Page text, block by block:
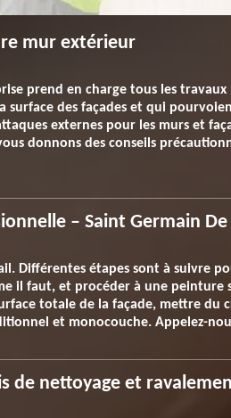
mur extérieur
prend en charge tous les
des façades et qui
externes pour les murs et
donnons des conseils
– Saint Germain De
Différentes étapes sont à suivre
il faut, et procéder à une peinture
totale de la façade, mettre du
et monocouche. Appelez-
de nettoyage et